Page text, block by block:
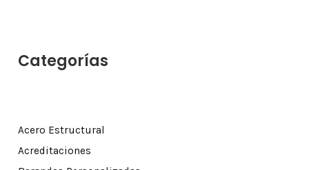
Categorías
Acero Estructural
Acreditaciones